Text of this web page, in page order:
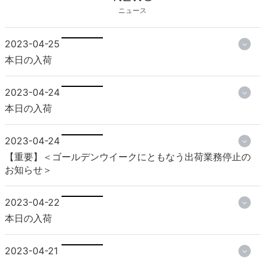
ニュース
2023-04-25
本日の入荷
2023-04-24
本日の入荷
2023-04-24
【重要】＜ゴールデンウイークにともなう出荷業務停止の
お知らせ＞
2023-04-22
本日の入荷
2023-04-21